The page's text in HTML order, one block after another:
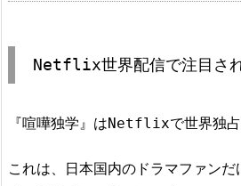
Netflix世界配信で注目さ
『喧嘩独学』はNetflixで世界独占
これは、日本国内のドラマファン